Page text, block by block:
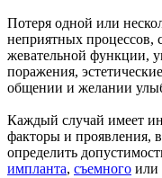
Потеря одной или
неприятных процессов,
жевательной функции,
поражения,
общении и желании
Каждый случай имеет
факторы и проявления,
определить
импланта, съемного или